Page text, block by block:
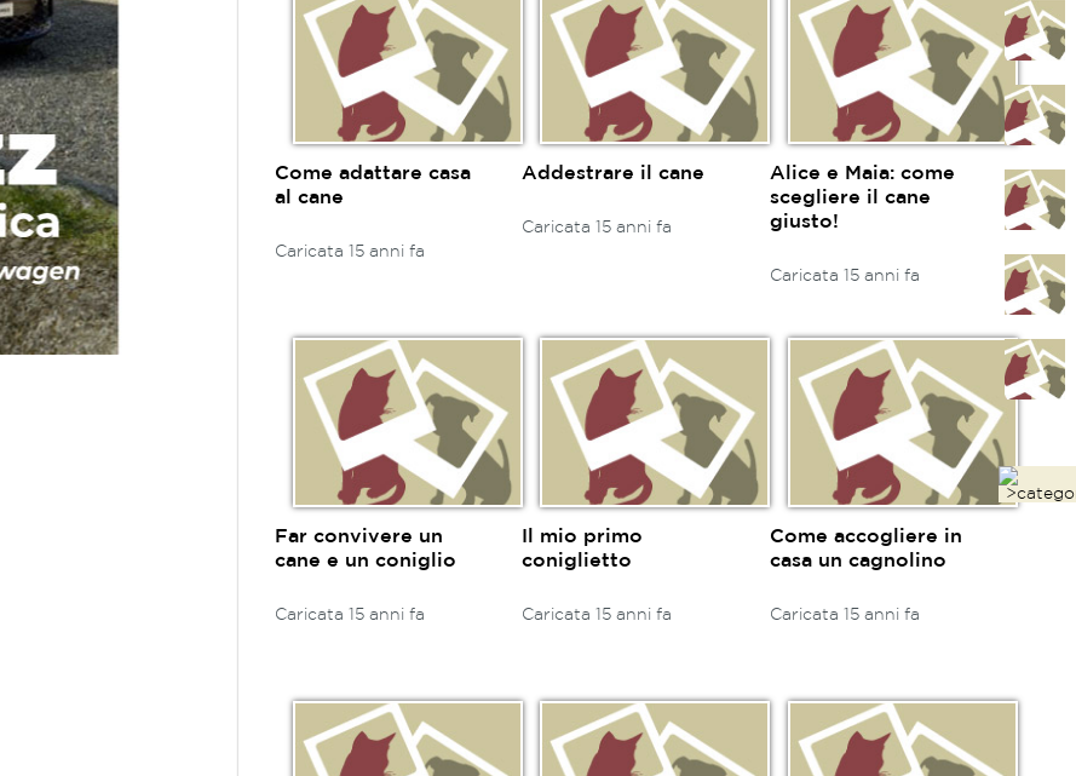
Come adattare casa
al cane
Caricata 15 anni fa
Addestrare il cane
Caricata 15 anni fa
Alice e Maia: come
scegliere il cane
giusto!
Caricata 15 anni fa
Far convivere un
cane e un coniglio
Caricata 15 anni fa
Il mio primo
coniglietto
Caricata 15 anni fa
Come accogliere in
casa un cagnolino
Caricata 15 anni fa